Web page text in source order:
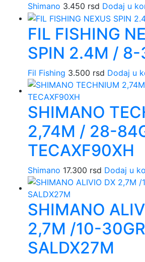
Shimano 3.450 rsd Dodaj u
FIL FISHING
SPIN 2.4M / 8-
Fil Fishing 3.500 rsd Dodaj u
SHIMANO
2,74M / 28-
TECAXF90XH
Shimano 17.300 rsd Dodaj u
SHIMANO
2,7M /10-30GR
SALDX27M